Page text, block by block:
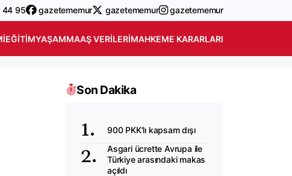
44 95 gazetememur gazetememur gazetememur
EĞITIMYAŞAMMAAŞ VERILERIMAHKEME KARARLARI
Son Dakika
900 PKK’lı kapsam dışı
Asgari ücrette Avrupa ile
Türkiye arasındaki makas
açıldı